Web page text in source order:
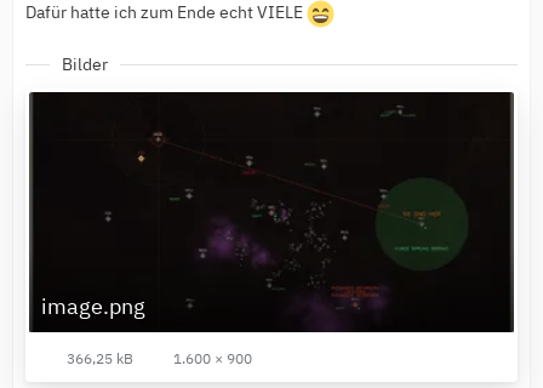
Dafür hatte ich zum Ende echt VIELE
Bilder
image.png
366,25 kB 1.600 × 900